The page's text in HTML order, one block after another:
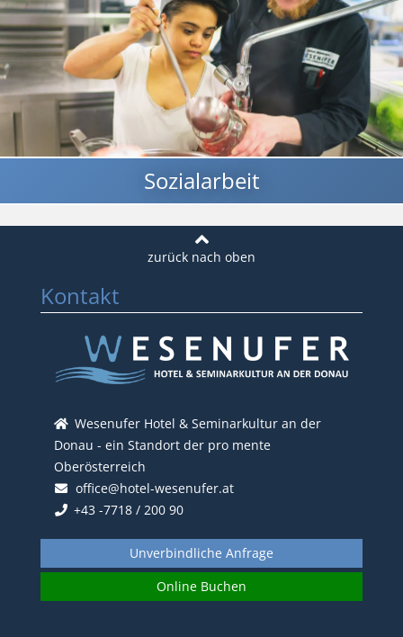
Sozialarbeit
Kontakt
Wesenufer Hotel & Seminarkultur an der
Donau - ein Standort der pro mente
Oberösterreich
office@hotel-wesenufer.at
+43 -7718 / 200 90
Unverbindliche Anfrage
Online Buchen